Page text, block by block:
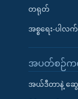
တရုတ်
အစ္စရေး-ပါလ
အပတ်စဉ်ကဏ္
အယ်ဒီတာနဲ့ ဆွေး